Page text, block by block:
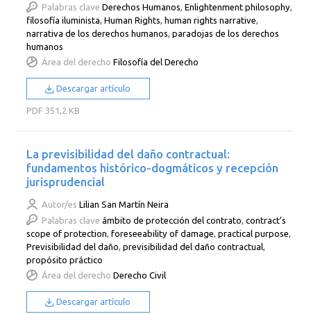
Palabras clave Derechos Humanos,Enlightenment philosophy,
filosofía iluminista,Human Rights, human rights narrative,
narrativa de los derechos humanos,paradojas de los derechos
humanos
Área del derecho Filosofía del Derecho
Descargar artículo
PDF 351,2 KB
La previsibilidad del daño contractual:
fundamentos histórico-dogmáticos y recepción
jurisprudencial
Autor/es Lilian San Martín Neira
Palabras clave ámbito de protección del contrato ,contract’s
scope of protection ,foreseeability of damage ,practical purpose
Previsibilidad del daño ,previsibilidad del daño contractual
propósito práctico
Área del derecho Derecho Civil
Descargar artículo